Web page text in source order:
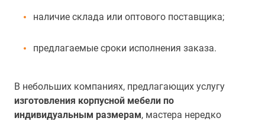
наличие склада или оптового поставщика;
предлагаемые сроки исполнения заказа.
В небольших компаниях, предлагающих услугу
изготовления корпусной мебели по
индивидуальным размерам, мастера нередко